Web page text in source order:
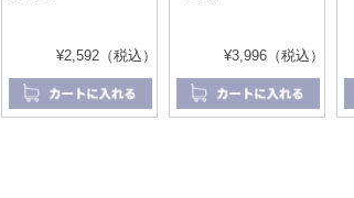
¥2,592（税込） ¥3,996（税込）